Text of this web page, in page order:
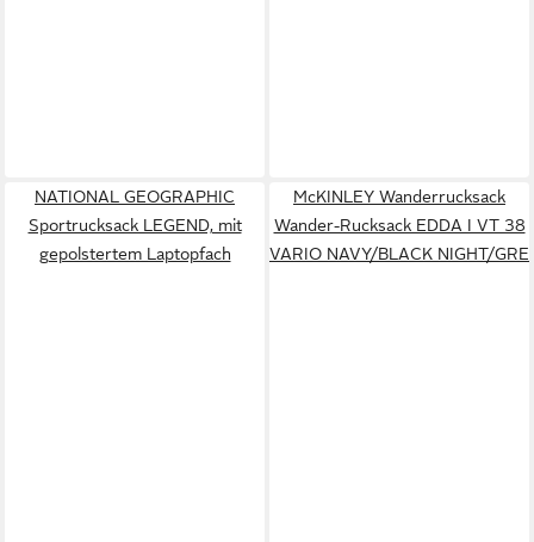
NATIONAL GEOGRAPHIC
Sportrucksack LEGEND, mit
gepolstertem Laptopfach
McKINLEY Wanderrucksack
Wander-Rucksack EDDA I VT 38
VARIO NAVY/BLACK NIGHT/GRE